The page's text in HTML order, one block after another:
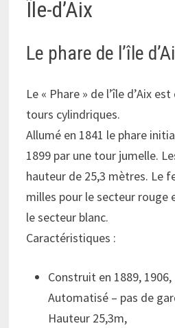
Île-d’Aix
Le phare de l’île
Le « Phare » de l’île d’Aix
tours cylindriques.
Allumé en 1841 le phare
1899 par une tour jumelle.
hauteur de 25,3 mètres. Le
milles pour le secteur rouge
le secteur blanc.
Caractéristiques :
Construit en 1889, 1906,
Automatisé – pas de
Hauteur 25,3m,